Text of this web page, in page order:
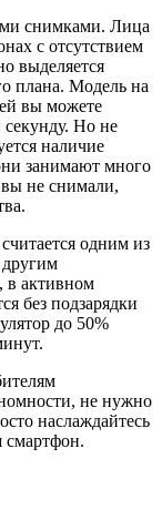
снимками. Лица
с отсутствием
выделяется
плана. Модель на
вы можете
секунду. Но не
наличие
занимают много
не снимали,
одним из
другим
в активном
без подзарядки
до 50%
не нужно
наслаждайтесь